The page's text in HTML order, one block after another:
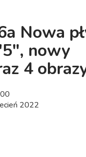
Nowa
nowy
4
2022